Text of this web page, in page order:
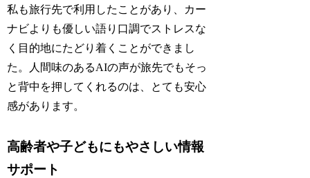
私も旅行先で利用したことがあり、カー
ナビよりも優しい語り口調でストレスな
く目的地にたどり着くことができまし
た。人間味のあるAIの声が旅先でもそっ
と背中を押してくれるのは、とても安心
感があります。
高齢者や子どもにもやさしい情報
サポート